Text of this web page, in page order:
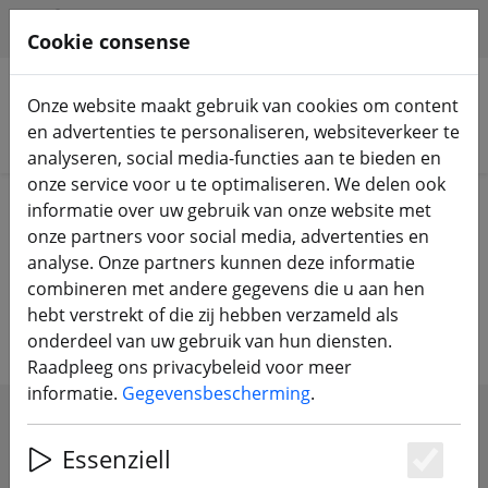
Zoek producten
Home FPV drones Vliegtuigen & Vleugels
FPV-vliegtuigen en vliegende
vleugelvliegtuigen en accessoires
SHOW FILTERS
Cookie consense
Onze website maakt gebruik van cookies om content
en advertenties te personaliseren, websiteverkeer te
analyseren, social media-functies aan te bieden en
onze service voor u te optimaliseren. We delen ook
informatie over uw gebruik van onze website met
onze partners voor social media, advertenties en
analyse. Onze partners kunnen deze informatie
combineren met andere gegevens die u aan hen
hebt verstrekt of die zij hebben verzameld als
onderdeel van uw gebruik van hun diensten.
Raadpleeg ons privacybeleid voor meer
informatie. Gegevensbescherming.
Essenziell